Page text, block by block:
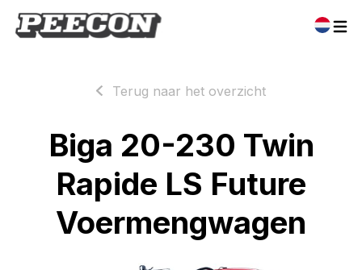
Terug naar het overzicht
Biga 20-230 Twin
Rapide LS Future
Voermengwagen